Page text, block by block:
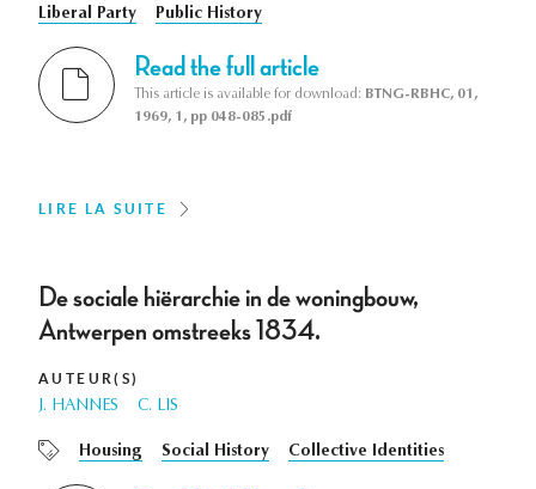
Liberal Party
Public History
Read the full article
This article is available for download: BTNG-RBHC, 01,
1969, 1, pp 048-085.pdf
LIRE LA SUITE
De sociale hiërarchie in de woningbouw,
Antwerpen omstreeks 1834.
AUTEUR(S)
J. HANNES C. LIS
Housing Social History Collective Identities